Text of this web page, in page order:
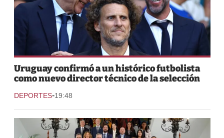
Uruguay confirmó a un histórico futbolista
como nuevo director técnico de la selección
DEPORTES-19:48